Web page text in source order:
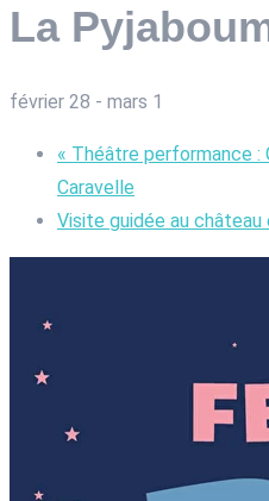
La
février 28 - mars 1
« Théâtre performance :
Caravelle
Visite guidée au château